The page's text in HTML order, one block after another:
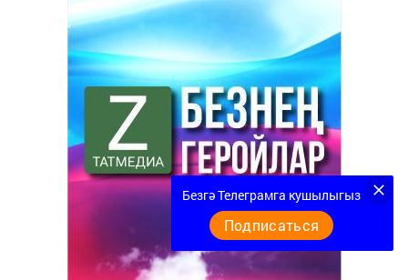
Безгә Телеграмга кушылыгыз
Подписаться